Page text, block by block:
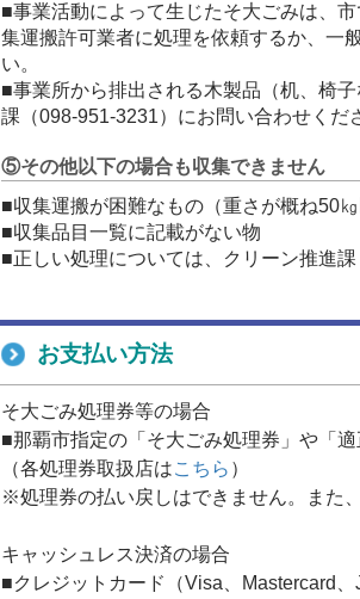
■事業活動によって生じたそ大ごみは、
集運搬許可業者に処理を依頼するか、一
い。
■事業所から排出される木製品（机、椅
課（098-951-3231）にお問い合わせくだ
⑤その他以下の場合も収集できません
■収集運搬が困難なもの（重さが概ね50
■収集品目一覧に記載がない物
■正しい処理については、クリーン推進
お支払い方法
そ大ごみ処理券等の場合
■那覇市指定の「そ大ごみ処理券」や「
（各処理券取扱店はこちら ）
※処理券の払い戻しはできません。また
キャッシュレス決済の場合
■クレジットカード（Visa、Mastercard